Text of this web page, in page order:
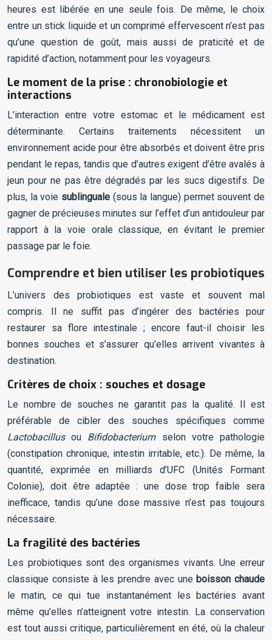
heures est libérée en une seule fois. De même, le choix
entre un stick liquide et un comprimé effervescent n’est pas
qu’une question de goût, mais aussi de praticité et de
rapidité d’action, notamment pour les voyageurs.
Le moment de la prise : chronobiologie et
interactions
L’interaction entre votre estomac et le médicament est
déterminante. Certains traitements nécessitent un
environnement acide pour être absorbés et doivent être pris
pendant le repas, tandis que d’autres exigent d’être avalés à
jeun pour ne pas être dégradés par les sucs digestifs. De
plus, la voie sublinguale (sous la langue) permet souvent de
gagner de précieuses minutes sur l’effet d’un antidouleur par
rapport à la voie orale classique, en évitant le premier
passage par le foie.
Comprendre et bien utiliser les probiotiques
L’univers des probiotiques est vaste et souvent mal
compris. Il ne suffit pas d’ingérer des bactéries pour
restaurer sa flore intestinale ; encore faut-il choisir les
bonnes souches et s’assurer qu’elles arrivent vivantes à
destination.
Critères de choix : souches et dosage
Le nombre de souches ne garantit pas la qualité. Il est
préférable de cibler des souches spécifiques comme
Lactobacillusou Bifidobacteriumselon votre pathologie
(constipation chronique, intestin irritable, etc.). De même, la
quantité, exprimée en milliards d’UFC (Unités Formant
Colonie), doit être adaptée : une dose trop faible sera
inefficace, tandis qu’une dose massive n’est pas toujours
nécessaire.
La fragilité des bactéries
Les probiotiques sont des organismes vivants. Une erreur
classique consiste à les prendre avec une boisson chaude
le matin, ce qui tue instantanément les bactéries avant
même qu’elles n’atteignent votre intestin. La conservation
est tout aussi critique, particulièrement en été, où la chaleur